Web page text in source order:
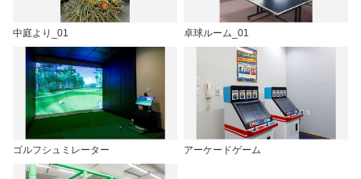
中庭より_01 卓球ルーム_01
ゴルフシュミレーター アーケードゲーム